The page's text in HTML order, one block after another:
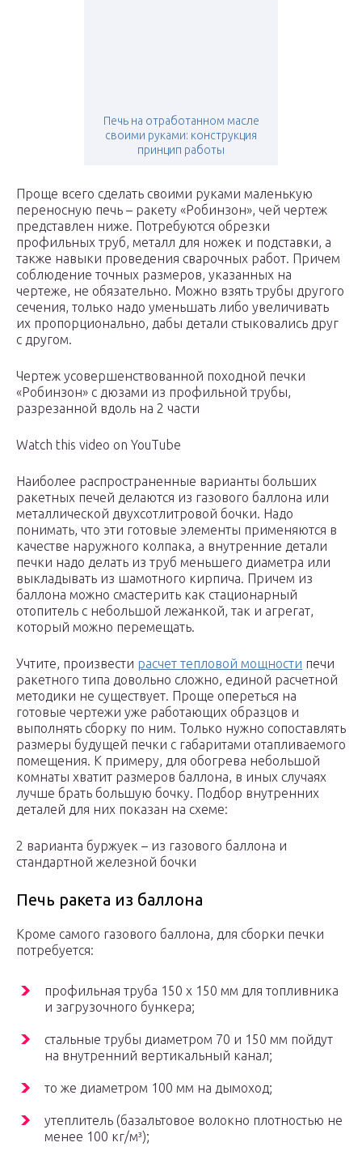
Печь на отработанном масле
своими руками: конструкция
принцип работы
Проще всего сделать своими руками маленькую
переносную печь – ракету «Робинзон», чей чертеж
представлен ниже. Потребуются обрезки
профильных труб, металл для ножек и подставки, а
также навыки проведения сварочных работ. Причем
соблюдение точных размеров, указанных на
чертеже, не обязательно. Можно взять трубы другого
сечения, только надо уменьшать либо увеличивать
их пропорционально, дабы детали стыковались друг
с другом.
Чертеж усовершенствованной походной печки
«Робинзон» с дюзами из профильной трубы,
разрезанной вдоль на 2 части
Watch this video on YouTube
Наиболее распространенные варианты больших
ракетных печей делаются из газового баллона или
металлической двухсотлитровой бочки. Надо
понимать, что эти готовые элементы применяются в
качестве наружного колпака, а внутренние детали
печки надо делать из труб меньшего диаметра или
выкладывать из шамотного кирпича. Причем из
баллона можно смастерить как стационарный
отопитель с небольшой лежанкой, так и агрегат,
который можно перемещать.
Учтите, произвести расчет тепловой мощности печи
ракетного типа довольно сложно, единой расчетной
методики не существует. Проще опереться на
готовые чертежи уже работающих образцов и
выполнять сборку по ним. Только нужно сопоставлять
размеры будущей печки с габаритами отапливаемого
помещения. К примеру, для обогрева небольшой
комнаты хватит размеров баллона, в иных случаях
лучше брать большую бочку. Подбор внутренних
деталей для них показан на схеме:
2 варианта буржуек – из газового баллона и
стандартной железной бочки
Печь ракета из баллона
Кроме самого газового баллона, для сборки печки
потребуется:
профильная труба 150 х 150 мм для топливника
и загрузочного бункера;
стальные трубы диаметром 70 и 150 мм пойдут
на внутренний вертикальный канал;
то же диаметром 100 мм на дымоход;
утеплитель (базальтовое волокно плотностью не
менее 100 кг/м³);